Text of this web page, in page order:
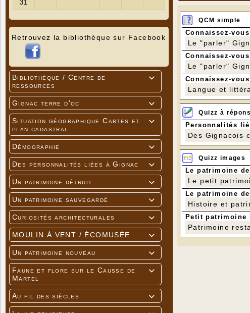
Retrouvez la bibliothèque sur Facebook

Bibliothèque / Centre de
ressources

Gignac terre d'oc

Situation géographique Cartes et
plan cadastral

Démographie

Des personnalités liées à Gignac

Un patrimoine détruit

Un patrimoine sauvegardé

Curiosités architecturales

MOULIN À VENT / ÉCOMUSÉE

Un patrimoine nouveau

Faune et flore sur le Causse de
Martel

Au fil des siècles
QCM simple
Connaissez-
Le "parler"
Connaissez-
Le "parler"
Connaissez-
Langue et
Quizz à
Personnalités
Des Gignacois
Quizz images
Le patrimoine
Le petit
Le patrimoine
Histoire et
Petit patrimoine
Patrimoine